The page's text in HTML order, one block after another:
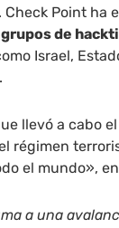
Point ha
grupos de
Israel,
llevó a cabo
régimen
el mundo»,
a una